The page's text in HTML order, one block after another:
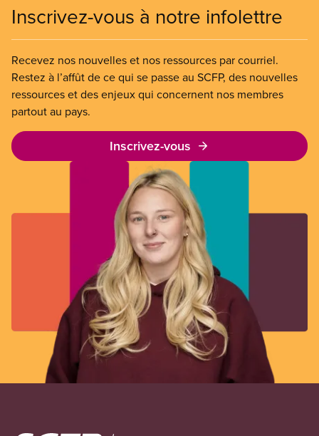
Inscrivez-vous à notre infolettre
Recevez nos nouvelles et nos ressources par courriel.
Restez à l’affût de ce qui se passe au SCFP, des nouvelles
ressources et des enjeux qui concernent nos membres
partout au pays.
Inscrivez-vous